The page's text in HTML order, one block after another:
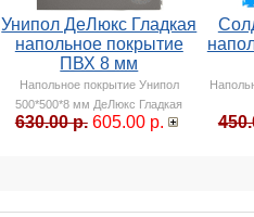
Унипол ДеЛюкс Гладкая
напольное покрытие
ПВХ 8 мм
Напольное покрытие Унипол
500*500*8 мм ДеЛюкс Гладкая
630.00 р. 605.00 р.